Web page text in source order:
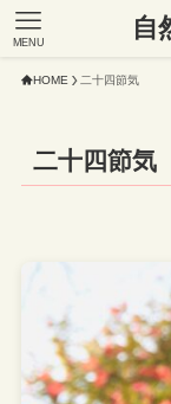
自
MENU
HOME 二十四節気
二十四節気